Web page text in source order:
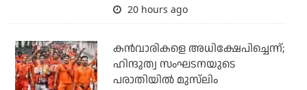
20 hours ago
കന്‍വാരികളെ അധിക്ഷേപിച്ചെന്ന്;
ഹിന്ദുത്വ സംഘടനയുടെ
പരാതിയില്‍ മുസ്‌ലിം